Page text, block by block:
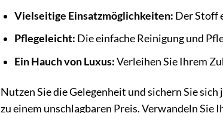
Vielseitige Einsatzmöglichkeiten: Der Stoff
Pflegeleicht: Die einfache Reinigung und
Ein Hauch von Luxus:Verleihen Sie Ihrem
Nutzen Sie die Gelegenheit und sichern Sie
zu einem unschlagbaren Preis. Verwandeln Sie